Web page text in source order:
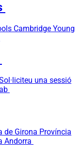
Cambridge Young
una sessió
de Girona Província
Andorra